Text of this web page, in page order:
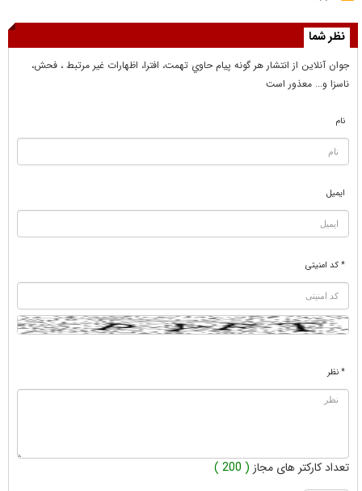
نظر شما
جوان آنلاين از انتشار هر گونه پيام حاوي تهمت، افترا، اظهارات غير مرتبط ، فحش،
ناسزا و... معذور است
نام
ایمیل
* کد امنیتی
* نظر
تعداد کارکتر های مجاز ( 200 )